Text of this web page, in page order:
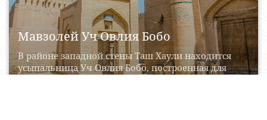
Мавзолей Уч Овлия Бобо
В районе западной стены Таш Хаули находится
усыпальница Уч Овлия Бобо, построенная для